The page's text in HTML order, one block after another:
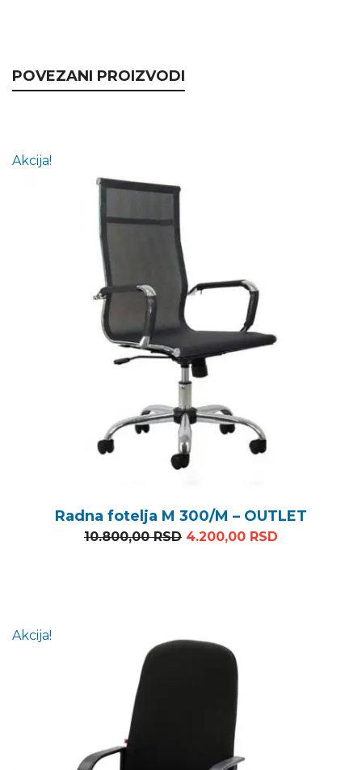
POVEZANI PROIZVODI
Akcija!
Radna fotelja M 300/M – OUTLET
10.800,00RSD Originalna cena je bila:
4.200,00 RSD
Akcija!